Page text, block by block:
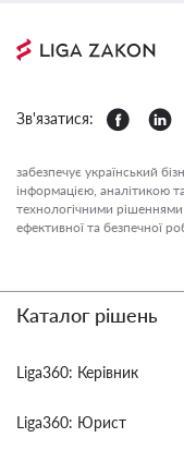
Зв'язатися:
забезпечує український
інформацією, аналітикою
технологічними
ефективної та безпечної
Каталог рішень
Liga360: Керівник
Liga360: Юрист